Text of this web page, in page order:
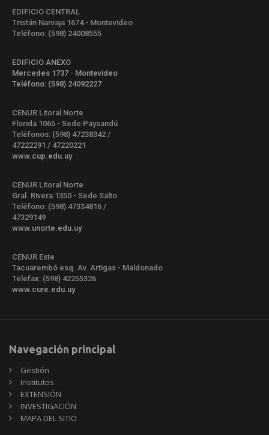
EDIFICIO CENTRAL
Tristán Narvaja 1674 - Montevideo
Teléfono: (598) 24008555
EDIFICIO ANEXO
Mercedes 1737 - Montevideo
Teléfono: (598) 24092227
CENUR Litoral Norte
Florida 1065 - Sede Paysandú
Teléfonos: (598) 47238342 /
47222291 / 47220221
www.cup.edu.uy
CENUR Litoral Norte
Gral. Rivera 1350 - Sede Salto
Teléfono: (598) 47334816 /
47329149
www.unorte.edu.uy
CENUR Este
Tacuarembó esq. Av. Artigas - Maldonado
Telefax: (598) 42255326
www.cure.edu.uy
Navegación principal
Gestión
Institutos
EXTENSIÓN
INVESTIGACIÓN
MAPA DEL SITIO